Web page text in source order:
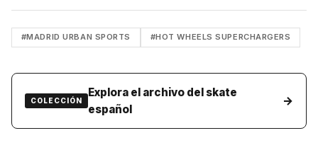
#MADRID URBAN SPORTS #HOT WHEELS SUPERCHARGERS
COLECCIÓN
Explora el archivo del skate
español
→